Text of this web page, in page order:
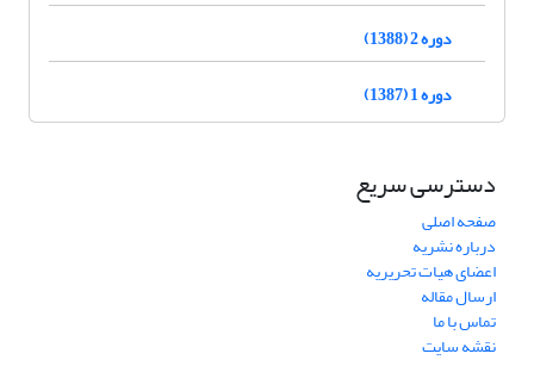
دوره 2 (1388)
دوره 1 (1387)
دسترسی سریع
صفحه اصلی
درباره نشریه
اعضای هیات تحریریه
ارسال مقاله
تماس با ما
نقشه سایت